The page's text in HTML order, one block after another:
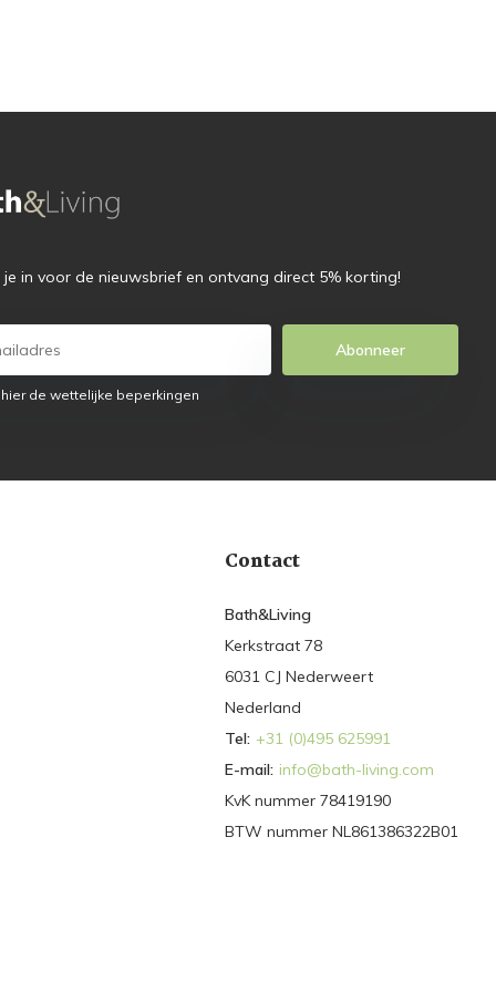
je in voor de nieuwsbrief en ontvang direct 5% korting!
Abonneer
de wettelijke beperkingen
Contact
Bath&Living
Kerkstraat 78
6031 CJ Nederweert
Nederland
Tel: +31 (0)495 625991
E-mail: info@bath-living.com
KvK nummer 78419190
BTW nummer NL861386322B01